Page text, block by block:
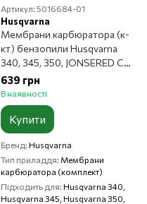
Артикул: 5016684-01
Husqvarna
Мембрани карбюратора (к-
кт) бензопили Husqvarna
340, 345, 350, JONSERED CS
2149
639 грн
В наявності
Купити
Бренд Husqvarna
Тип приладдя Мембрани
карбюратора (комплект)
Підходить для Husqvarna 340,
Husqvarna 345, Husqvarna 350,